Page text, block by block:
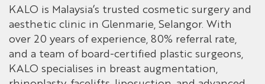
KALO is Malaysia’s trusted cosmetic surgery and
aesthetic clinic in Glenmarie, Selangor. With
over 20 years of experience, 80% referral rate,
and a team of board-certified plastic surgeons,
KALO specialises in breast augmentation,